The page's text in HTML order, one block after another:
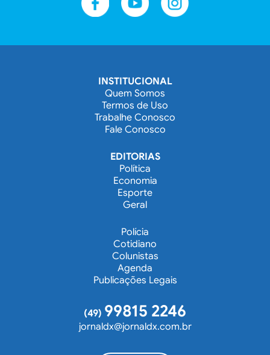
INSTITUCIONAL
Quem Somos
Termos de Uso
Trabalhe Conosco
Fale Conosco
EDITORIAS
Política
Economia
Esporte
Geral
Polícia
Cotidiano
Colunistas
Agenda
Publicações Legais
(49) 99815 2246
jornaldx@jornaldx.com.br